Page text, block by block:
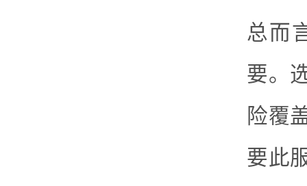
总而
要。
险覆
要此